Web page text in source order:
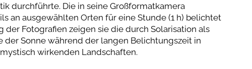
durchführte. Die in seine Großformatkamera
an ausgewählten Orten für eine Stunde (1 h) belichtet
der Fotografien zeigen sie die durch Solarisation als
der Sonne während der langen Belichtungszeit in
wirkenden Landschaften.